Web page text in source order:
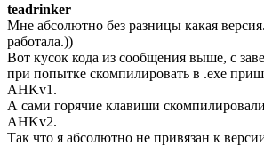
teadrinker
Мне абсолютно без разницы какая
работала.))
Вот кусок кода из сообщения выше, с
при попытке скомпилировать в .exe
AHKv1.
А сами горячие клавиши
AHKv2.
Так что я абсолютно не привязан к